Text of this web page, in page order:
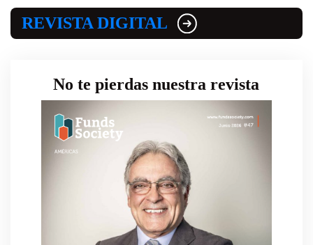
REVISTA DIGITAL
No te pierdas nuestra revista